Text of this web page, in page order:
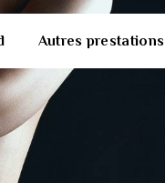
Autres prestations